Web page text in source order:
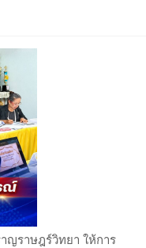
ญราษฎร์วิทยา ให้การ